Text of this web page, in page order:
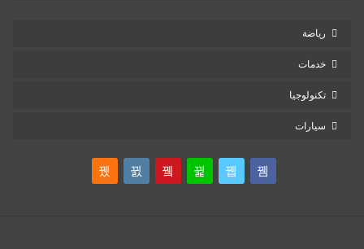
رياضة
خدمات
تكنولوجيا
سيارات